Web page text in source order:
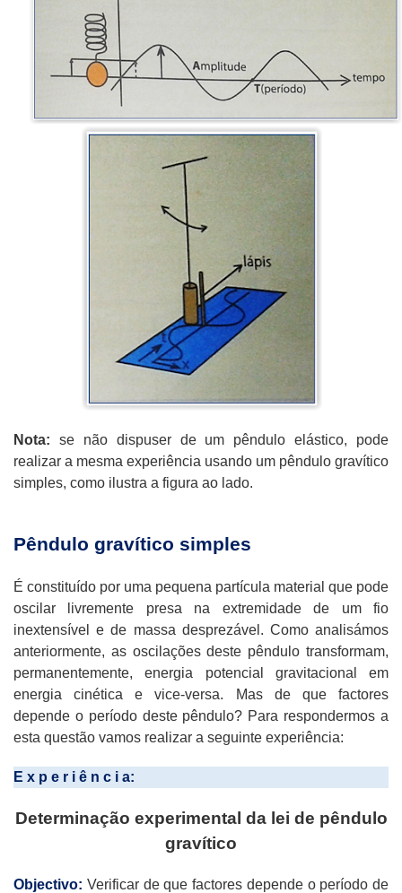
Nota: se não dispuser de um pêndulo elástico, pode
realizar a mesma experiência usando um pêndulo gravítico
simples, como ilustra a figura ao lado.
Pêndulo gravítico simples
É constituído por uma pequena partícula material que pode
oscilar livremente presa na extremidade de um fio
inextensível e de massa desprezável. Como analisámos
anteriormente, as oscilações deste pêndulo transformam,
permanentemente, energia potencial gravitacional em
energia cinética e vice-versa. Mas de que factores
depende o período deste pêndulo? Para respondermos a
esta questão vamos realizar a seguinte experiência:
E x p e r i ê n c i a:
Determinação experimental da lei de pêndulo
gravítico
Objectivo: Verificar de que factores depende o período de